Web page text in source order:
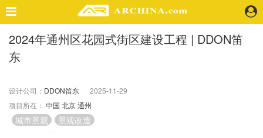
精选案例
室 内
视 频
2024年通州区花园式街区建设工程 | DDON笛
东
设计公司： DDON笛东
2025-11-29
项目所在： 中国 北京通州
城市景观 景观改造